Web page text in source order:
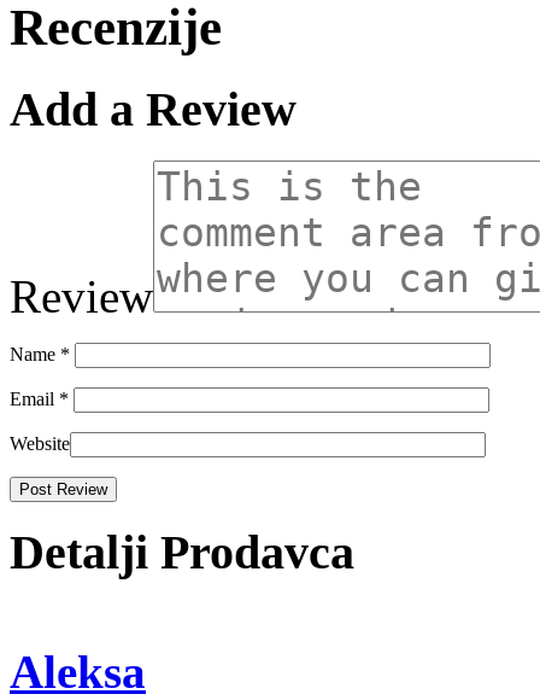
Recenzije
Add a Review
Review
Name *
Email *
Website
Detalji Prodavca
Aleksa